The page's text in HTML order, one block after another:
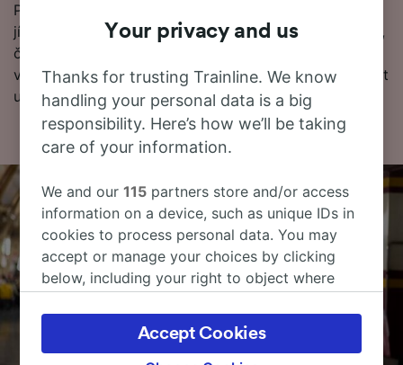
Pokud chcete o cestě vědět více, podívejte se na
jízdní řády, tipy, jak rezervovat levné vlakové jízdenky,
často kladené otázky a první a poslední odjezdy
vlaků). Chcete přejít přímo k rezervaci? Začněte hledat
u nás ještě dnes.
Your privacy and us
Thanks for trusting Trainline. We know
handling your personal data is a big
responsibility. Here’s how we’ll be taking
care of your information.
We and our115 partners store and/or access
information on a device, such as unique IDs in
cookies to process personal data. You may
accept or manage your choices by clicking
below, including your right to object where
the privacy policy page. These choices will be
signaled to our partners and will not affect
Accept Cookies